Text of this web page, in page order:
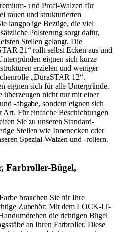
und Profi-Walzen für
rauen und strukturierten
langpolige Bezüge, die viel
Polsterung sorgt dafür,
Stellen gelangt. Die
21“ rollt selbst Ecken aus und
eignen sich kurze
erzielen und weniger
„DuraSTAR 12“.
eignen sich für alle Untergründe.
nicht nur mit einer
-abgabe, sondern eignen sich
Art. Für einfache Beschichtungen
Sie zu unseren Standard-
Stellen wie Innenecken oder
Spezial-Walzen und -rollern.
Farbroller-Bügel,
brauchen Sie für Ihre
Zubehör: Mit dem LOCK-IT-
die richtigen Bügel
an Ihren Farbroller. Diese